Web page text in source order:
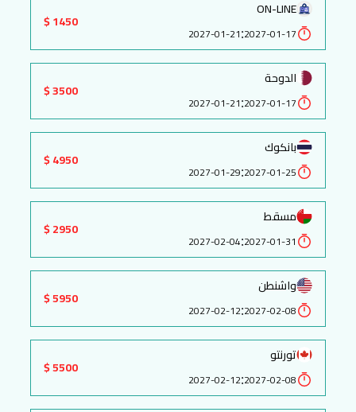
ON-LINE
2027-01-17
:
2027-01-21
1450 $
الدوحة
2027-01-17
:
2027-01-21
3500 $
بانكوك
2027-01-25
:
2027-01-29
4950 $
مسقط
2027-01-31
:
2027-02-04
2950 $
واشنطن
2027-02-08
:
2027-02-12
5950 $
تورنتو
2027-02-08
:
2027-02-12
5500 $